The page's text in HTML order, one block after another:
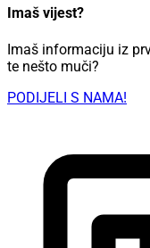
Imaš vijest?
Imaš informaciju iz
te nešto muči?
PODIJELI S NAMA!